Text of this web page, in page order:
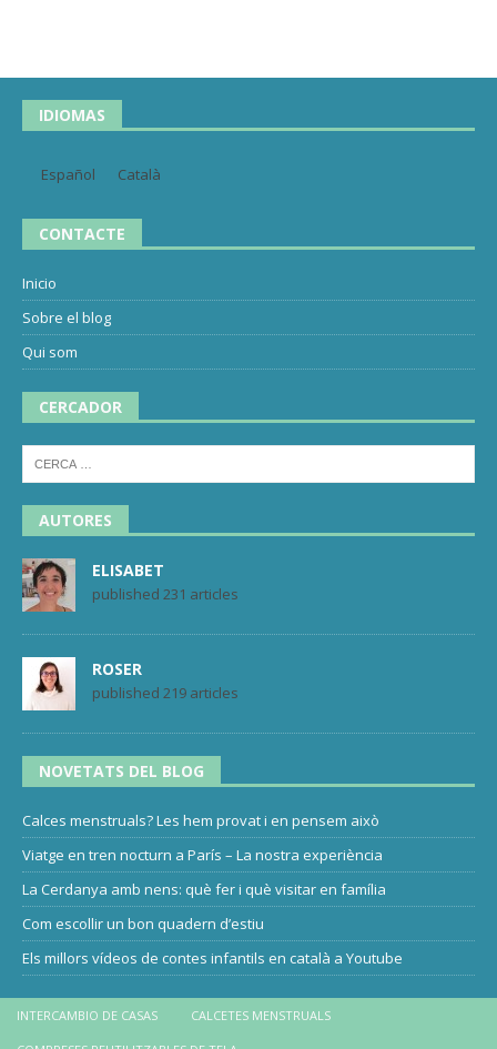
IDIOMAS
Español Català
CONTACTE
Inicio
Sobre el blog
Qui som
CERCADOR
AUTORES
ELISABET
published 231 articles
ROSER
published 219 articles
NOVETATS DEL BLOG
Calces menstruals? Les hem provat i en pensem això
Viatge en tren nocturn a París – La nostra experiència
La Cerdanya amb nens: què fer i què visitar en família
Com escollir un bon quadern d’estiu
Els millors vídeos de contes infantils en català a Youtube
INTERCAMBIO DE CASAS CALCETES MENSTRUALS